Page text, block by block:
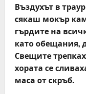
Въздухът в
сякаш мокър
гърдите на
като обещания,
Свещите
хората се
маса от скръб.